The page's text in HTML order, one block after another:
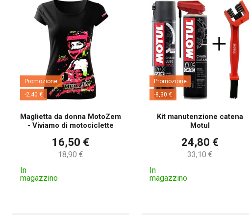
Promozione
-2,40 €
Maglietta da donna MotoZem
- Viviamo di motociclette
16,50 €
18,90 €
In
magazzino
Promozione
-8,30 €
Kit manutenzione catena
Motul
24,80 €
33,10 €
In
magazzino